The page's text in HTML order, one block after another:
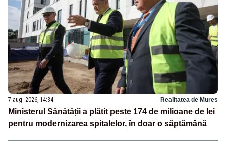
7 aug. 2026, 14:34 Realitatea de Mures
Ministerul Sănătății a plătit peste 174 de milioane de lei
pentru modernizarea spitalelor, în doar o săptămână